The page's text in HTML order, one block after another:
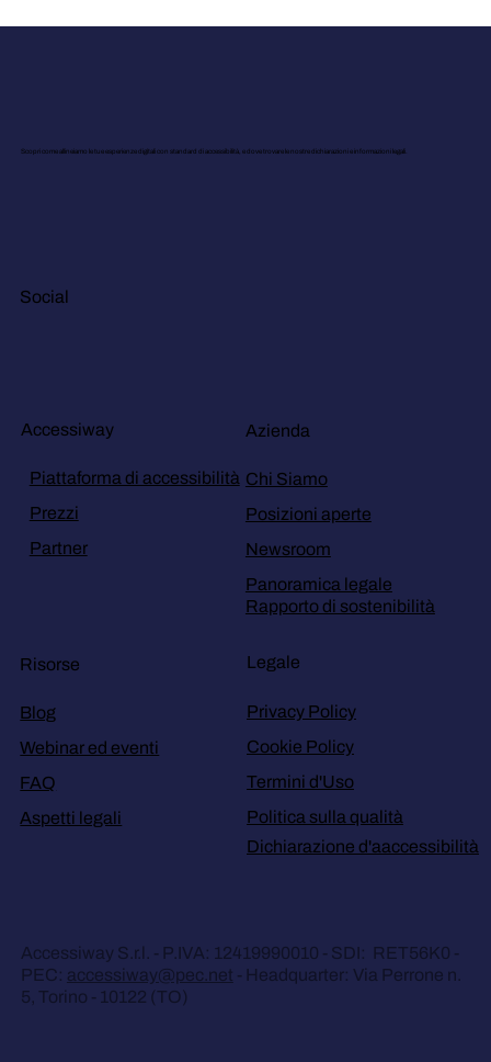
Scopri come allineiamo le tue esperienze digitali con standard di accessibilità, e dove trovare le nostre dichiarazioni e informazioni legali.
Social
Accessiway
Piattaforma di accessibilità
Prezzi
Partner
Azienda
Chi Siamo
Posizioni aperte
Newsroom
Panoramica legale
Rapporto di sostenibilità
Risorse
Blog
Webinar ed eventi
FAQ
Aspetti legali
Legale
Privacy Policy
Cookie Policy
Termini d'Uso
Politica sulla qualità
Dichiarazione d'aaccessibilità
Accessiway S.r.l. - P.IVA: 12419990010 - SDI: RET56K0 -
PEC: accessiway@pec.net - Headquarter: Via Perrone n.
5, Torino - 10122 (TO)